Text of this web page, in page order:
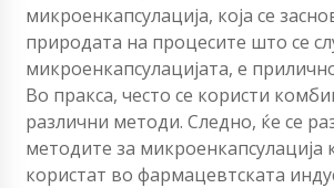
микроенкапсулација, која се
природата на процесите што се
микроенкапсулацијата, е
Во пракса, често се користи
различни методи. Следно, ќе се
методите за микроенкапсулација
користат во фармацевтската